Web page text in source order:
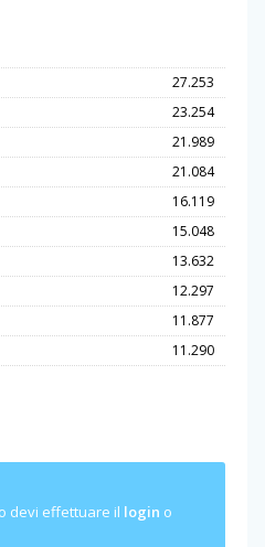
27.253
23.254
21.989
21.084
16.119
15.048
13.632
12.297
11.877
11.290
devi effettuare il login o